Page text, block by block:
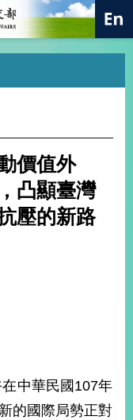
價值外
凸顯臺灣
壓的新路
中華民國107年
的國際局勢正對